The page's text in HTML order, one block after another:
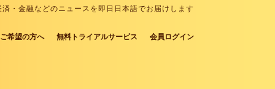
・金融などのニュースを即日日本語でお届けします
希望の方へ 無料トライアルサービス 会員ログイン